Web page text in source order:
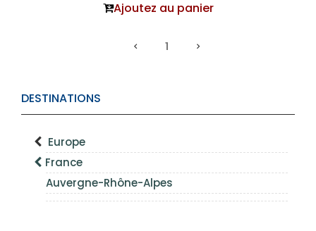
DESTINATIONS
Europe
France
Auvergne-Rhône-Alpes
Ajoutez au panier
1